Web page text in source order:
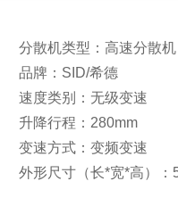
分散机类型：高速分散机
品牌：SID/希德
速度类别：无级变速
升降行程：280mm
变速方式：变频变速
外形尺寸（长*宽*高）：